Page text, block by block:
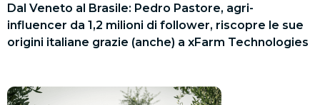
Dal Veneto al Brasile: Pedro Pastore, agri-
influencer da 1,2 milioni di follower, riscopre le sue
origini italiane grazie (anche) a xFarm Technologies